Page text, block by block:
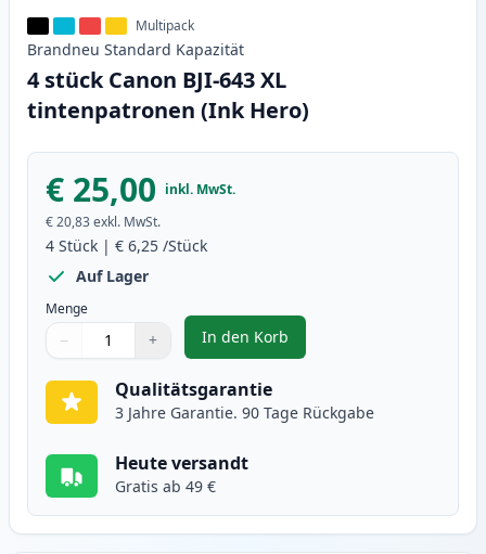
Multipack
Brandneu Standard Kapazität
4 stück Canon BJI-643 XL
tintenpatronen (Ink Hero)
€ 25,00 inkl. MwSt.
€ 20,83exkl. MwSt.
4 Stück | € 6,25 /Stück
Auf Lager
Menge
Verwenden Sie die Tasten, um anzupassen
− +
1
In den Korb
, 4 stück Canon BJI-643 XL
Qualitätsgarantie
3 Jahre Garantie. 90 Tage Rückgabe
Heute versandt
Gratis ab 49 €